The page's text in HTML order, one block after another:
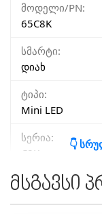
მოდელი/PN:
65C8K
სმარტი:
დიახ
ტიპი:
Mini LED
სერია:
C8K
გამოშვების
👇
მსგავსი